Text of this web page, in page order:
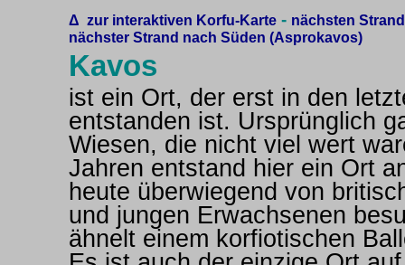
Δ zur interaktiven Korfu-Karte- nächsten
nächster Strand nach Süden (Asprokavos)
Kavos
ist ein Ort, der erst in den
entstanden ist. Ursprünglich
Wiesen, die nicht viel wert
Jahren entstand hier ein Ort
heute überwiegend von
und jungen Erwachsenen
ähnelt einem korfiotischen